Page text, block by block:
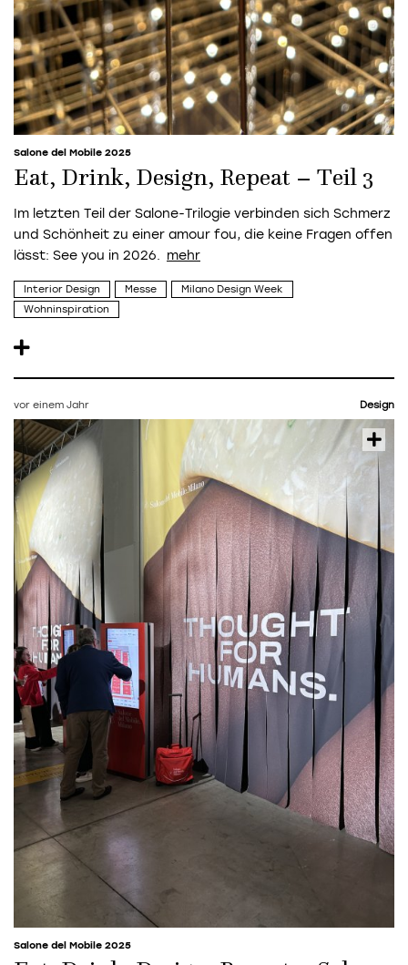
Salone del Mobile 2025
Eat, Drink, Design, Repeat – Teil 3
Im letzten Teil der Salone-Trilogie verbinden sich Schmerz
und Schönheit zu einer amour fou, die keine Fragen offen
lässt: See you in 2026.
Interior Design Messe
Milano Design Week
Wohninspiration
vor einem Jahr Design
Salone del Mobile 2025